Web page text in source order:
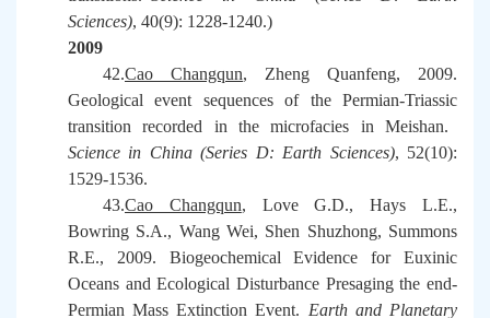
Sciences), 40(9): 1228-1240.)
2009
42.Cao Changqun, Zheng Quanfeng, 2009.
Geological event sequences of the Permian-Triassic
transition recorded in the microfacies in Meishan.
Science in China (Series D: Earth Sciences), 52(10):
1529-1536.
43.Cao Changqun, Love G.D., Hays L.E.,
Bowring S.A., Wang Wei, Shen Shuzhong, Summons
R.E., 2009. Biogeochemical Evidence for Euxinic
Oceans and Ecological Disturbance Presaging the end-
Permian Mass Extinction Event. Earth and Planetary